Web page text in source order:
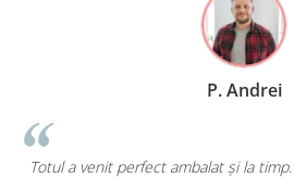
P. Andrei
Totul a venit perfect ambalat și la